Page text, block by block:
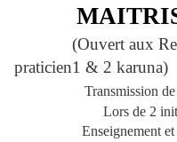
(Ouvert aux
praticien1 & 2 karuna)
Transmission
Lors de 2
Enseignement